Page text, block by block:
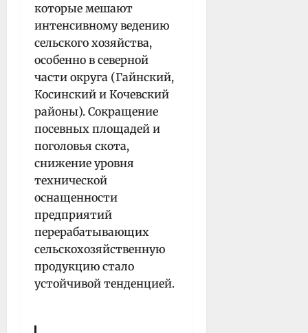
которые мешают
интенсивному ведению
сельского хозяйства,
особенно в северной
части округа (Гайнский,
Косинский и Кочевский
районы). Сокращение
посевных площадей и
поголовья скота,
снижение уровня
технической
оснащенности
предприятий
перерабатывающих
сельскохозяйственную
продукцию стало
устойчивой тенденцией.